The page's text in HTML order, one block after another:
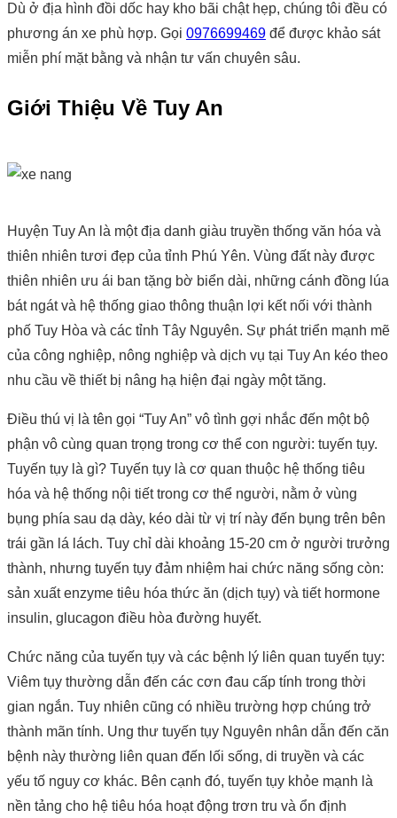
Dù ở địa hình đồi dốc hay kho bãi chật hẹp, chúng tôi đều có
phương án xe phù hợp. Gọi 0976699469 để được khảo sát
miễn phí mặt bằng và nhận tư vấn chuyên sâu.
Giới Thiệu Về Tuy An
Huyện Tuy An là một địa danh giàu truyền thống văn hóa và
thiên nhiên tươi đẹp của tỉnh Phú Yên. Vùng đất này được
thiên nhiên ưu ái ban tặng bờ biển dài, những cánh đồng lúa
bát ngát và hệ thống giao thông thuận lợi kết nối với thành
phố Tuy Hòa và các tỉnh Tây Nguyên. Sự phát triển mạnh mẽ
của công nghiệp, nông nghiệp và dịch vụ tại Tuy An kéo theo
nhu cầu về thiết bị nâng hạ hiện đại ngày một tăng.
Điều thú vị là tên gọi “Tuy An” vô tình gợi nhắc đến một bộ
phận vô cùng quan trọng trong cơ thể con người: tuyến tụy.
Tuyến tụy là gì? Tuyến tụy là cơ quan thuộc hệ thống tiêu
hóa và hệ thống nội tiết trong cơ thể người, nằm ở vùng
bụng phía sau dạ dày, kéo dài từ vị trí này đến bụng trên bên
trái gần lá lách. Tuy chỉ dài khoảng 15-20 cm ở người trưởng
thành, nhưng tuyến tụy đảm nhiệm hai chức năng sống còn:
sản xuất enzyme tiêu hóa thức ăn (dịch tụy) và tiết hormone
insulin, glucagon điều hòa đường huyết.
Chức năng của tuyến tụy và các bệnh lý liên quan tuyến tụy:
Viêm tụy thường dẫn đến các cơn đau cấp tính trong thời
gian ngắn. Tuy nhiên cũng có nhiều trường hợp chúng trở
thành mãn tính. Ung thư tuyến tụy Nguyên nhân dẫn đến căn
bệnh này thường liên quan đến lối sống, di truyền và các
yếu tố nguy cơ khác. Bên cạnh đó, tuyến tụy khỏe mạnh là
nền tảng cho hệ tiêu hóa hoạt động trơn tru và ổn định